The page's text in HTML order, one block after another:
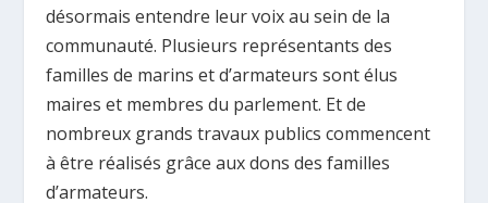
désormais entendre leur voix au sein de la
communauté. Plusieurs représentants des
familles de marins et d’armateurs sont élus
maires et membres du parlement. Et de
nombreux grands travaux publics commencent
à être réalisés grâce aux dons des familles
d’armateurs.